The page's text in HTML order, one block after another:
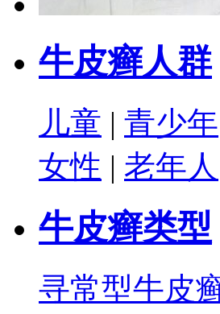
牛皮癣人群
儿童 | 青少年
女性 | 老年人
牛皮癣类型
寻常型牛皮